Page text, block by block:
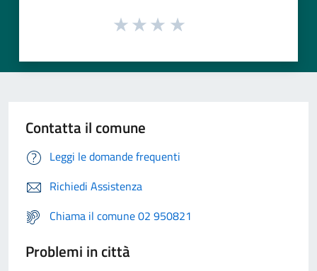
Contatta il comune
Leggi le domande frequenti
Richiedi Assistenza
Chiama il comune 02 950821
Problemi in città